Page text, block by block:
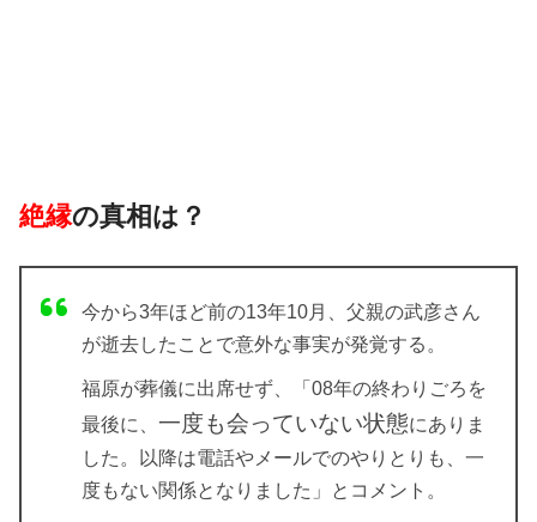
絶縁の真相は？
今から3年ほど前の13年10月、父親の武彦さん
が逝去したことで意外な事実が発覚する。
福原が葬儀に出席せず、「08年の終わりごろを
最後に、 一度も会っていない状態にありま
した。以降は電話やメールでのやりとりも、一
度もない関係となりました」とコメント。